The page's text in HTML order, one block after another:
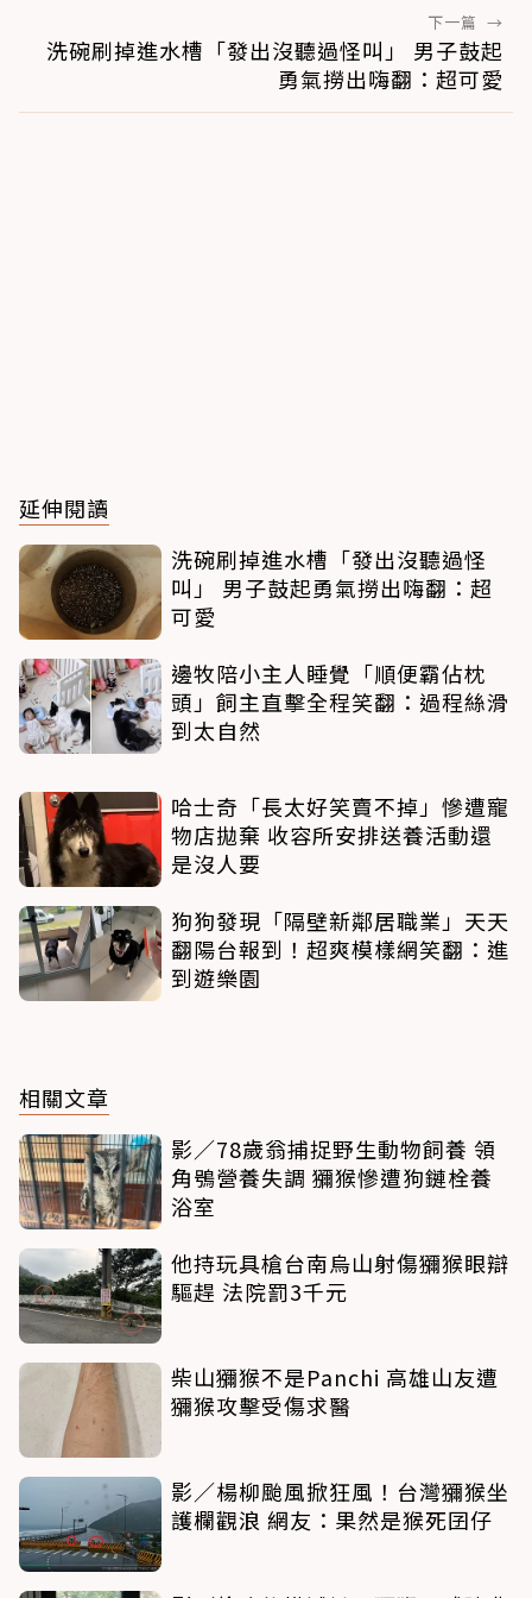
下一篇 →
洗碗刷掉進水槽「發出沒聽過怪叫」 男子鼓起
勇氣撈出嗨翻：超可愛
延伸閱讀
洗碗刷掉進水槽「發出沒聽過怪
叫」 男子鼓起勇氣撈出嗨翻：超
可愛
邊牧陪小主人睡覺「順便霸佔枕
頭」飼主直擊全程笑翻：過程絲滑
到太自然
哈士奇「長太好笑賣不掉」慘遭寵
物店拋棄 收容所安排送養活動還
是沒人要
狗狗發現「隔壁新鄰居職業」天天
翻陽台報到！超爽模樣網笑翻：進
到遊樂園
相關文章
影／78歲翁捕捉野生動物飼養 領
角鴞營養失調 獼猴慘遭狗鏈栓養
浴室
他持玩具槍台南烏山射傷獼猴眼辯
驅趕 法院罰3千元
柴山獼猴不是Panchi 高雄山友遭
獼猴攻擊受傷求醫
影／楊柳颱風掀狂風！台灣獼猴坐
護欄觀浪 網友：果然是猴死囝仔